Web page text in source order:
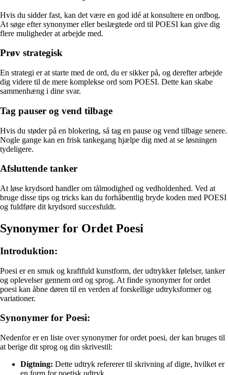
Hvis du sidder fast, kan det være en god idé at konsultere en ordbog.
At søge efter synonymer eller beslægtede ord til POESI kan give dig
flere muligheder at arbejde med.
Prøv strategisk
En strategi er at starte med de ord, du er sikker på, og derefter arbejde
dig videre til de mere komplekse ord som POESI. Dette kan skabe
sammenhæng i dine svar.
Tag pauser og vend tilbage
Hvis du støder på en blokering, så tag en pause og vend tilbage senere.
Nogle gange kan en frisk tankegang hjælpe dig med at se løsningen
tydeligere.
Afsluttende tanker
At løse krydsord handler om tålmodighed og vedholdenhed. Ved at
bruge disse tips og tricks kan du forhåbentlig bryde koden med POESI
og fuldføre dit krydsord succesfuldt.
Synonymer for Ordet Poesi
Introduktion:
Poesi er en smuk og kraftfuld kunstform, der udtrykker følelser, tanker
og oplevelser gennem ord og sprog. At finde synonymer for ordet
poesi kan åbne døren til en verden af forskellige udtryksformer og
variationer.
Synonymer for Poesi:
Nedenfor er en liste over synonymer for ordet poesi, der kan bruges til
at berige dit sprog og din skrivestil:
Digtning: Dette udtryk refererer til skrivning af digte, hvilket er
en form for poetisk udtryk.